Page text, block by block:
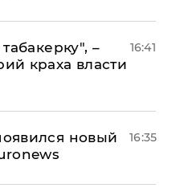
–
краха власти
16:41
новый
16:35